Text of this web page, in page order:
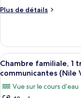
familiale,
grand
lit,
chambres
communicantes,
vue
Plus de détails
Plus
Chambre
familiale,
1
très
lit,
Afficher
toutes
photos
10
Chambre familiale, 1
communicantes (Nile
Vue sur le cours d’eau